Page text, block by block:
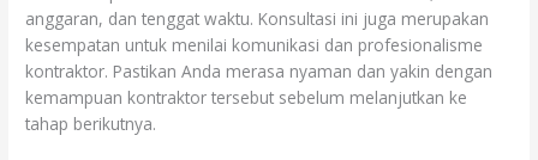
anggaran, dan tenggat waktu. Konsultasi ini juga merupakan
kesempatan untuk menilai komunikasi dan profesionalisme
kontraktor. Pastikan Anda merasa nyaman dan yakin dengan
kemampuan kontraktor tersebut sebelum melanjutkan ke
tahap berikutnya.